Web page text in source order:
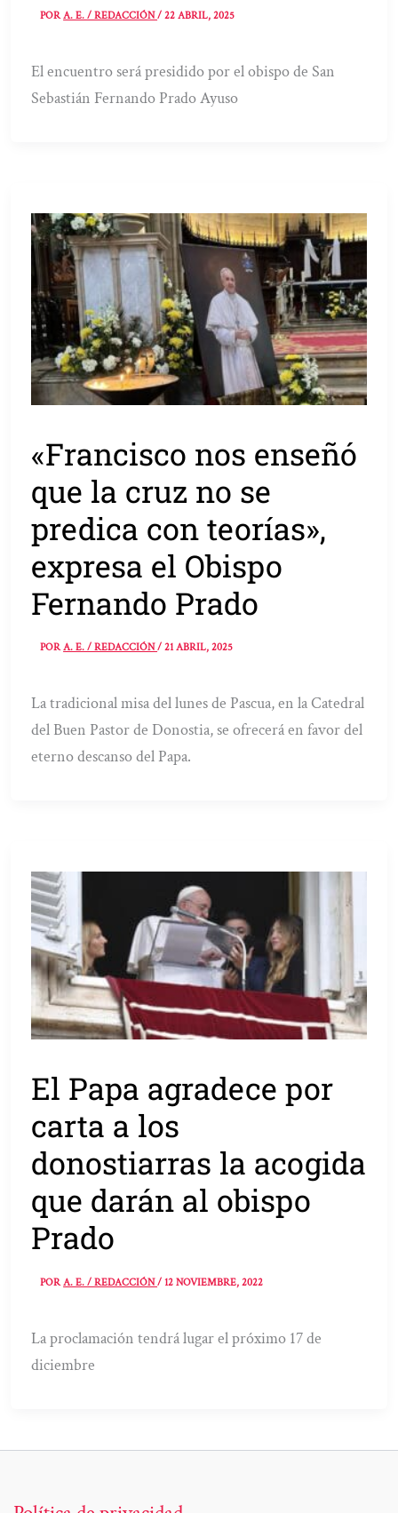
PORA. E. / REDACCIÓN/22 ABRIL, 2025
El encuentro será presidido por el obispo de San
Sebastián Fernando Prado Ayuso
«Francisco nos enseñó
que la cruz no se
predica con teorías»,
expresa el Obispo
Fernando Prado
PORA. E. / REDACCIÓN/21 ABRIL, 2025
La tradicional misa del lunes de Pascua, en la Catedral
del Buen Pastor de Donostia, se ofrecerá en favor del
eterno descanso del Papa.
El Papa agradece por
carta a los
donostiarras la acogida
que darán al obispo
Prado
PORA. E. / REDACCIÓN/12 NOVIEMBRE, 2022
La proclamación tendrá lugar el próximo 17 de
diciembre